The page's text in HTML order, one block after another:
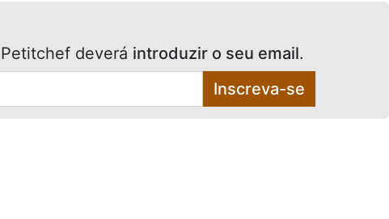
deverá introduzir o seu email.
Inscreva-se